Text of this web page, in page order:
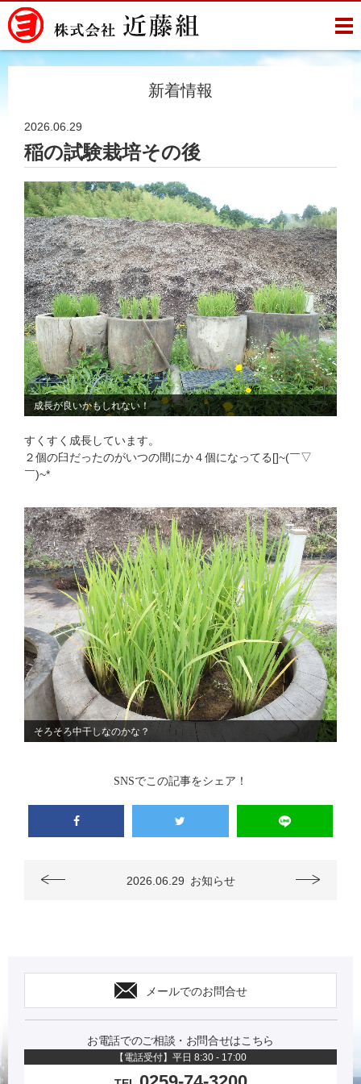
新着情報
2026.06.29
稲の試験栽培その後
成長が良いかもしれない！
すくすく成長しています。
２個の臼だったのがいつの間にか４個になってる[]~(￣▽
￣)~*
そろそろ中干しなのかな？
SNSでこの記事をシェア！
2026.06.29 お知らせ
メールでのお問合せ
お電話でのご相談・お問合せはこちら
【電話受付】平日 8:30 - 17:00